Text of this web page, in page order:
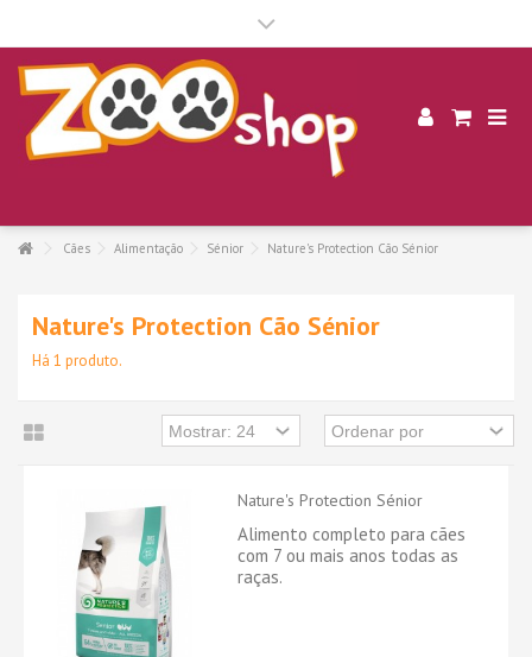
Cães Alimentação Sénior Nature's Protection Cão Sénior
Nature's Protection Cão Sénior
Há 1 produto.
Nature's Protection Sénior
Alimento completo para cães
com 7 ou mais anos todas as
raças.